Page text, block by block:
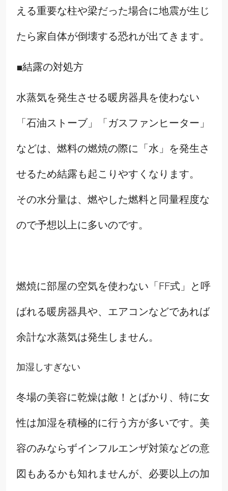
える重要な柱や梁だった場合に地震が生じ
たら家自体が倒壊する恐れが出てきます。
■結露の対処方
水蒸気を発生させる暖房器具を使わない
「石油ストーブ」「ガスファンヒーター」
などは、燃料の燃焼の際に「水」を発生さ
せるため結露も起こりやすくなります。
その水分量は、燃やした燃料と同量程度な
ので予想以上に多いのです。
燃焼に部屋の空気を使わない「FF式」と呼
ばれる暖房器具や、エアコンなどであれば
余計な水蒸気は発生しません。
加湿しすぎない
冬場の美容に乾燥は敵！とばかり、特に女
性は加湿を積極的に行う方が多いです。美
容のみならずインフルエンザ対策などの意
図もあるかも知れませんが、必要以上の加